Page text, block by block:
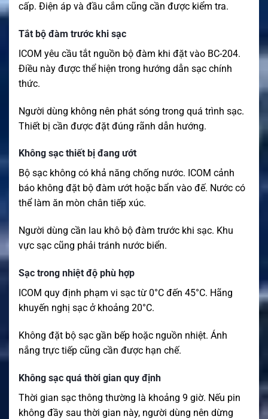
cấp. Điện áp và đầu cắm cũng cần được kiểm tra.
Tắt bộ đàm trước khi sạc
ICOM yêu cầu tắt nguồn bộ đàm khi đặt vào BC-204.
Điều này được thể hiện trong hướng dẫn sạc chính
thức.
Người dùng không nên phát sóng trong quá trình sạc.
Thiết bị cần được đặt đúng rãnh dẫn hướng.
Không sạc thiết bị đang ướt
Bộ sạc không có khả năng chống nước. ICOM cảnh
báo không đặt bộ đàm ướt hoặc bẩn vào đế. Nước có
thể làm ăn mòn chân tiếp xúc.
Người dùng cần lau khô bộ đàm trước khi sạc. Khu
vực sạc cũng phải tránh nước biển.
Sạc trong nhiệt độ phù hợp
ICOM quy định phạm vi sạc từ 0°C đến 45°C. Hãng
khuyến nghị sạc ở khoảng 20°C.
Không đặt bộ sạc gần bếp hoặc nguồn nhiệt. Ánh
nắng trực tiếp cũng cần được hạn chế.
Không sạc quá thời gian quy định
Thời gian sạc thông thường là khoảng 9 giờ. Nếu pin
không đầy sau thời gian này, người dùng nên dừng